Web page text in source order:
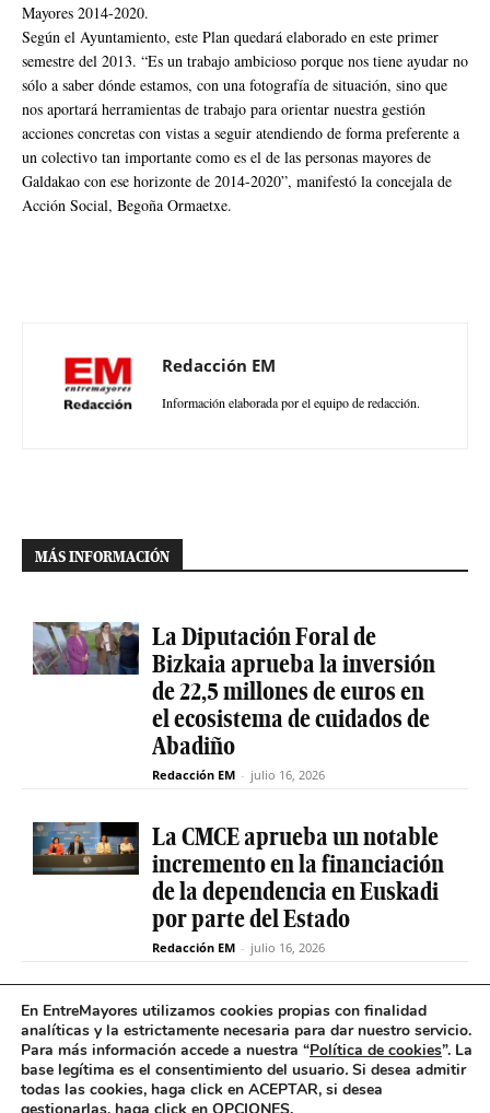
Mayores 2014-2020.
Según el Ayuntamiento, este Plan quedará elaborado en este primer
semestre del 2013. “Es un trabajo ambicioso porque nos tiene ayudar no
sólo a saber dónde estamos, con una fotografía de situación, sino que
nos aportará herramientas de trabajo para orientar nuestra gestión
acciones concretas con vistas a seguir atendiendo de forma preferente a
un colectivo tan importante como es el de las personas mayores de
Galdakao con ese horizonte de 2014-2020”, manifestó la concejala de
Acción Social, Begoña Ormaetxe.
Redacción EM
Información elaborada por el equipo de redacción.
MÁS INFORMACIÓN
La Diputación Foral de
Bizkaia aprueba la inversión
de 22,5 millones de euros en
el ecosistema de cuidados de
Abadiño
Redacción EM - julio 16, 2026
La CMCE aprueba un notable
incremento en la financiación
de la dependencia en Euskadi
por parte del Estado
Redacción EM - julio 16, 2026
El servicio de teleasistencia
betiON prueba un nuevo
sistema de mensajes de voz
para avisos excepcionales
En EntreMayores utilizamos cookies propias con finalidad
analíticas y la estrictamente necesaria para dar nuestro servicio.
Para más información accede a nuestra “Política de cookies”. La
base legítima es el consentimiento del usuario. Si desea admitir
todas las cookies, haga click en ACEPTAR, si desea